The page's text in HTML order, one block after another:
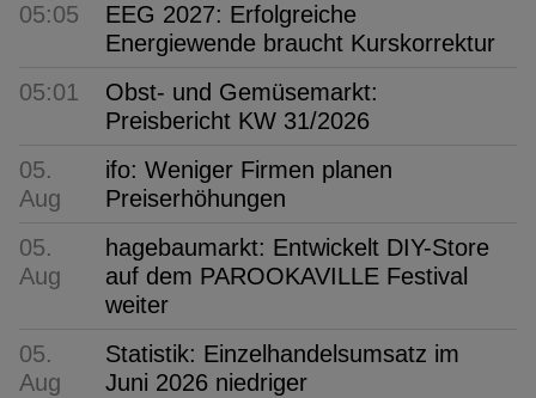
05:05
EEG 2027: Erfolgreiche
Energiewende braucht Kurskorrektur
05:01
Obst- und Gemüsemarkt:
Preisbericht KW 31/2026
05.
Aug
ifo: Weniger Firmen planen
Preiserhöhungen
05.
Aug
hagebaumarkt: Entwickelt DIY-Store
auf dem PAROOKAVILLE Festival
weiter
05.
Aug
Statistik: Einzelhandelsumsatz im
Juni 2026 niedriger